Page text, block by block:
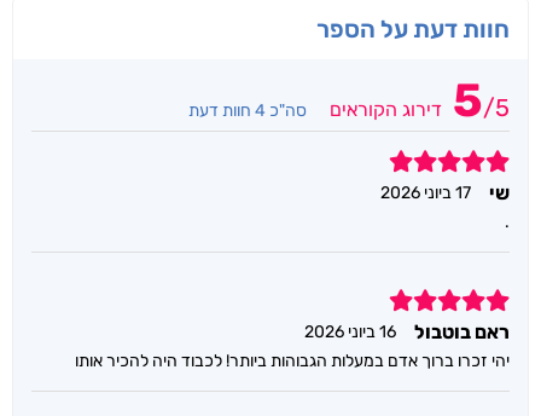
חוות דעת על הספר
5/5 דירוג הקוראים סה"כ 4 חוות דעת
5
שי
17 ביוני 2026
.
5
ראם בוטבול
16 ביוני 2026
יהי זכרו ברוך אדם במעלות הגבוהות ביותר! לכבוד היה להכיר אותו